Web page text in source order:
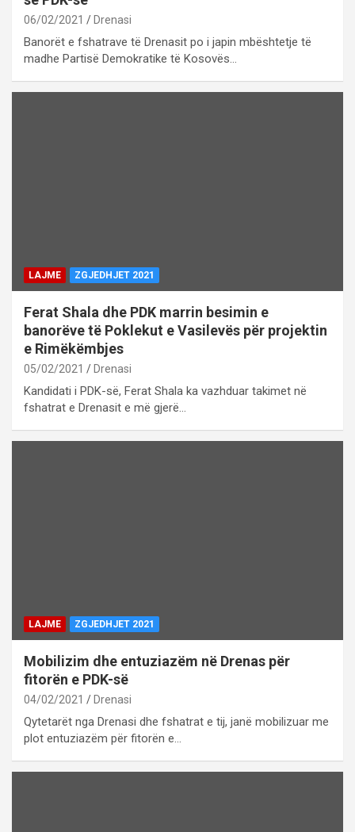
06/02/2021 Drenasi
Banorët e fshatrave të Drenasit po i japin mbështetje të
madhe Partisë Demokratike të Kosovës…
LAJME ZGJEDHJET 2021
Ferat Shala dhe PDK marrin besimin e
banorëve të Poklekut e Vasilevës për projektin
e Rimëkëmbjes
05/02/2021 Drenasi
Kandidati i PDK-së, Ferat Shala ka vazhduar takimet në
fshatrat e Drenasit e më gjerë…
LAJME ZGJEDHJET 2021
Mobilizim dhe entuziazëm në Drenas për
fitorën e PDK-së
04/02/2021 Drenasi
Qytetarët nga Drenasi dhe fshatrat e tij, janë mobilizuar me
plot entuziazëm për fitorën e…